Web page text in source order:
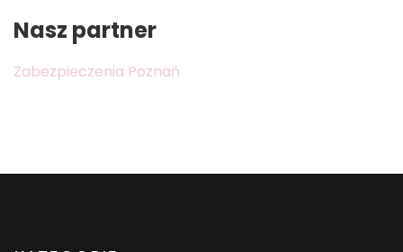
Nasz partner
Zabezpieczenia Poznań